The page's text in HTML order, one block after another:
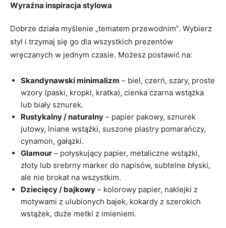
Wyraźna inspiracja stylowa
Dobrze działa myślenie „tematem przewodnim”. Wybierz
styl i trzymaj się go dla wszystkich prezentów
wręczanych w jednym czasie. Możesz postawić na:
Skandynawski minimalizm – biel, czerń, szary, proste
wzory (paski, kropki, kratka), cienka czarna wstążka
lub biały sznurek.
Rustykalny / naturalny – papier pakowy, sznurek
jutowy, lniane wstążki, suszone plastry pomarańczy,
cynamon, gałązki.
Glamour – połyskujący papier, metaliczne wstążki,
złoty lub srebrny marker do napisów, subtelne błyski,
ale nie brokat na wszystkim.
Dziecięcy / bajkowy – kolorowy papier, naklejki z
motywami z ulubionych bajek, kokardy z szerokich
wstążek, duże metki z imieniem.